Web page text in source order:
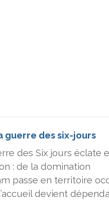
guerre des six-jours
des Six jours éclate
: de la domination
passe en territoire
devient